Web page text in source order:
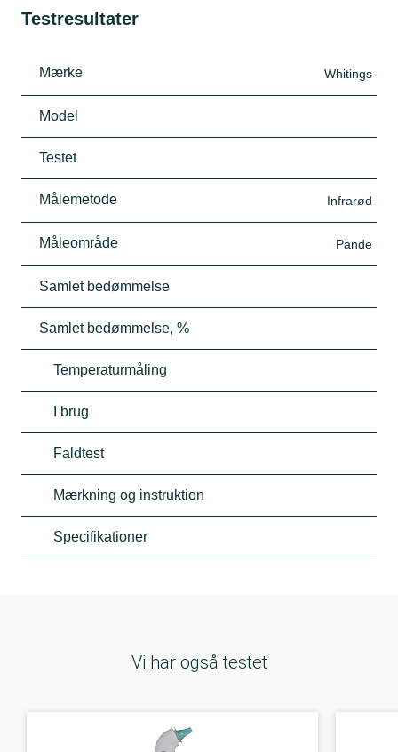
Testresultater
Mærke Whitings
Model
Testet
Målemetode Infrarød
Måleområde Pande
Samlet bedømmelse
Samlet bedømmelse, %
Temperaturmåling
I brug
Faldtest
Mærkning og instruktion
Specifikationer
Vi har også testet